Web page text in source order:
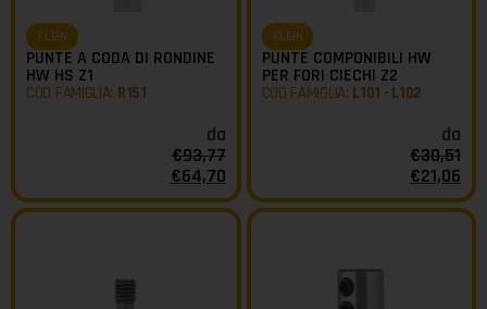
KLEIN
PUNTE A CODA DI RONDINE
HW HS Z1
COD FAMIGLIA: R151
da
€93,77
€64,70
KLEIN
PUNTE COMPONIBILI HW
PER FORI CIECHI Z2
COD FAMIGLIA: L101 - L102
da
€30,51
€21,06